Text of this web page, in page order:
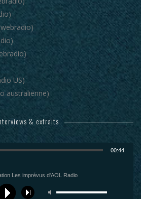
US)
australienne)
& extraits
00:44
Les imprévus d'AOL Radio